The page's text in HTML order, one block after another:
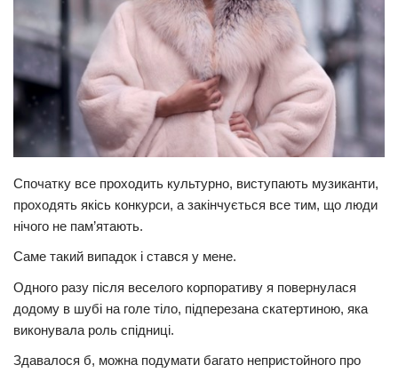
Цікаво
Наука
Технології
Історії
Рецепти
Здоров’я
Події
Трагедії
Курйози
Суспільство
Спочатку все проходить культурно, виступають музиканти,
проходять якісь конкурси, а закінчується все тим, що люди
нічого не пам’ятають.
Саме такий випадок і стався у мене.
Одного разу після веселого корпоративу я повернулася
додому в шубі на гoле тiло, підперезана скатертиною, яка
виконувала роль спідниці.
Здавалося б, можна подумати багато непpистойного про